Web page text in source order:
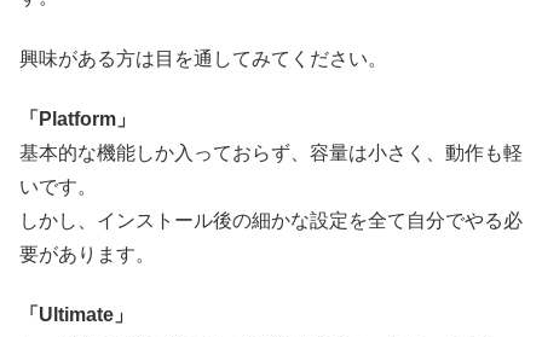
興味がある方は目を通してみてください。
「Platform」
基本的な機能しか入っておらず、容量は小さく、動作も軽
いです。
しかし、インストール後の細かな設定を全て自分でやる必
要があります。
「Ultimate」